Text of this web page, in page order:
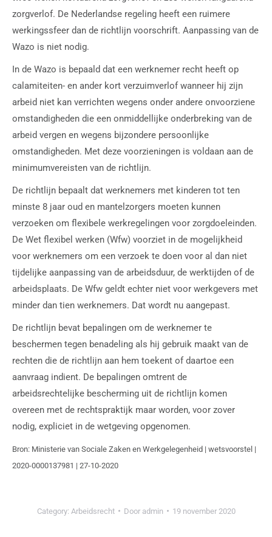
zorgverlof. De Nederlandse regeling heeft een ruimere
werkingssfeer dan de richtlijn voorschrift. Aanpassing van de
Wazo is niet nodig.
In de Wazo is bepaald dat een werknemer recht heeft op
calamiteiten- en ander kort verzuimverlof wanneer hij zijn
arbeid niet kan verrichten wegens onder andere onvoorziene
omstandigheden die een onmiddellijke onderbreking van de
arbeid vergen en wegens bijzondere persoonlijke
omstandigheden. Met deze voorzieningen is voldaan aan de
minimumvereisten van de richtlijn.
De richtlijn bepaalt dat werknemers met kinderen tot ten
minste 8 jaar oud en mantelzorgers moeten kunnen
verzoeken om flexibele werkregelingen voor zorgdoeleinden.
De Wet flexibel werken (Wfw) voorziet in de mogelijkheid
voor werknemers om een verzoek te doen voor al dan niet
tijdelijke aanpassing van de arbeidsduur, de werktijden of de
arbeidsplaats. De Wfw geldt echter niet voor werkgevers met
minder dan tien werknemers. Dat wordt nu aangepast.
De richtlijn bevat bepalingen om de werknemer te
beschermen tegen benadeling als hij gebruik maakt van de
rechten die de richtlijn aan hem toekent of daartoe een
aanvraag indient. De bepalingen omtrent de
arbeidsrechtelijke bescherming uit de richtlijn komen
overeen met de rechtspraktijk maar worden, voor zover
nodig, expliciet in de wetgeving opgenomen.
Bron: Ministerie van Sociale Zaken en Werkgelegenheid | wetsvoorstel |
2020-0000137981 | 27-10-2020
Category: Arbeidsrecht Door admin 19 november 2020